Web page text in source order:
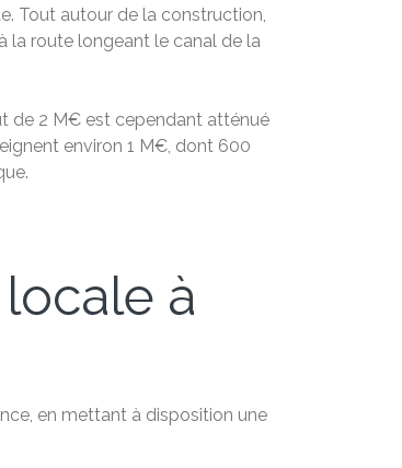
Tout autour de la construction,
la route longeant le canal de la
de 2 M€ est cependant atténué
environ 1 M€, dont 600
à
en mettant à disposition une